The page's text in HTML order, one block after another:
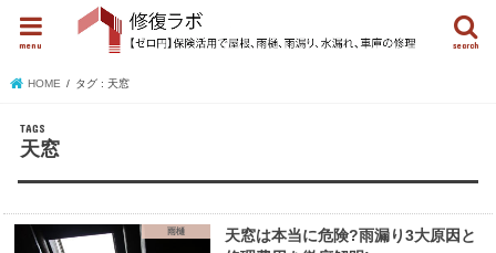
search
menu
HOME タグ : 天窓
天窓
雨樋
天窓は本当に危険?雨漏り3大原因と